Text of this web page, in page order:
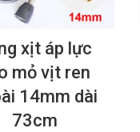
xịt áp lực
mỏ vịt ren
14mm dài
73cm